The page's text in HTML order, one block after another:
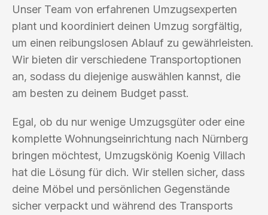
Unser Team von erfahrenen Umzugsexperten
plant und koordiniert deinen Umzug sorgfältig,
um einen reibungslosen Ablauf zu gewährleisten.
Wir bieten dir verschiedene Transportoptionen
an, sodass du diejenige auswählen kannst, die
am besten zu deinem Budget passt.
Egal, ob du nur wenige Umzugsgüter oder eine
komplette Wohnungseinrichtung nach Nürnberg
bringen möchtest, Umzugskönig Koenig Villach
hat die Lösung für dich. Wir stellen sicher, dass
deine Möbel und persönlichen Gegenstände
sicher verpackt und während des Transports